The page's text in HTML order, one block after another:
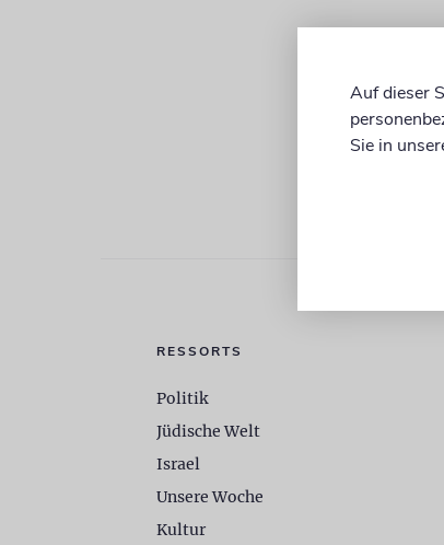
RESSORTS
Politik
Jüdische Welt
Israel
Unsere Woche
Kultur
Auf dieser
Sie in